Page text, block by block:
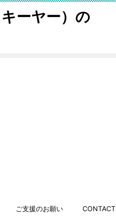
ーヤー）の
ご支援のお願い CONTACT